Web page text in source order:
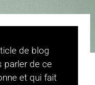
de blog
parler de ce
et qui fait